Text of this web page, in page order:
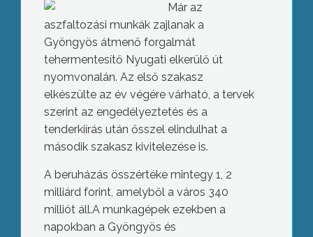
Már az
aszfaltozási munkák zajlanak a
Gyöngyös átmenő forgalmát
tehermentesítő Nyugati elkerülő út
nyomvonalán. Az első szakasz
elkészülte az év végére várható, a tervek
szerint az engedélyeztetés és a
tenderkiírás után ősszel elindulhat a
második szakasz kivitelezése is.
A beruházás összértéke mintegy 1, 2
milliárd forint, amelyből a város 340
milliót áll.A munkagépek ezekben a
napokban a Gyöngyös és